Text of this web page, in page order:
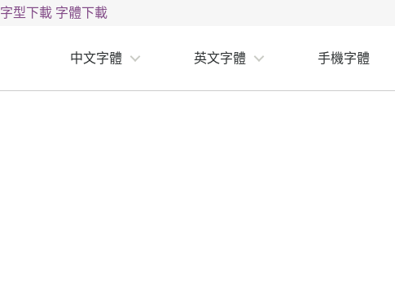
字型下載 字體下載
中文字體 英文字體 手機字體